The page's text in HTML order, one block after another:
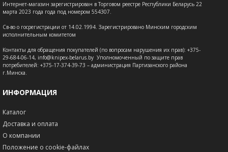
Интернет-магазин зарегистрирован в Торговом реестре Республики Беларусь 22
марта 2023 года года под номером 554307.
Св-во о госрегистрации от 14.02.1994. Зарегистрировано Минским городским
исполнительным комитетом
Контакты для обращения покупателей (по вопросам нарушения их прав): +375-
29-684-06-14, info@knipex-belarus.by Уполномоченный по защите прав
потребителей: +375-17-374-39-73 – администрация Партизанского района
г.Минска.
ИНФОРМАЦИЯ
Каталог
Доставка и оплата
О компании
Положение о cookie-файлах